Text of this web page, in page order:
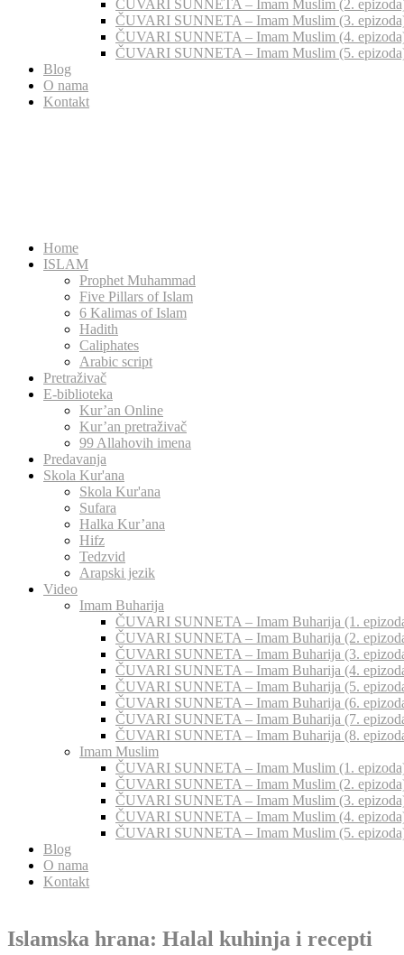
ČUVARI SUNNETA – Imam Muslim (2.
ČUVARI SUNNETA – Imam Muslim (3.
ČUVARI SUNNETA – Imam Muslim (4.
ČUVARI SUNNETA – Imam Muslim (5.
Blog
O nama
Kontakt
Home
ISLAM
Prophet Muhammad
Five Pillars of Islam
6 Kalimas of Islam
Hadith
Caliphates
Arabic script
Pretraživač
E-biblioteka
Kur’an Online
Kur’an pretraživač
99 Allahovih imena
Predavanja
Skola Kur'ana
Skola Kur'ana
Sufara
Halka Kur’ana
Hifz
Tedzvid
Arapski jezik
Video
Imam Buharija
ČUVARI SUNNETA – Imam Buharija (1.
ČUVARI SUNNETA – Imam Buharija (2.
ČUVARI SUNNETA – Imam Buharija (3.
ČUVARI SUNNETA – Imam Buharija (4.
ČUVARI SUNNETA – Imam Buharija (5.
ČUVARI SUNNETA – Imam Buharija (6.
ČUVARI SUNNETA – Imam Buharija (7.
ČUVARI SUNNETA – Imam Buharija (8.
Imam Muslim
ČUVARI SUNNETA – Imam Muslim (1.
ČUVARI SUNNETA – Imam Muslim (2.
ČUVARI SUNNETA – Imam Muslim (3.
ČUVARI SUNNETA – Imam Muslim (4.
ČUVARI SUNNETA – Imam Muslim (5.
Blog
O nama
Kontakt
Islamska hrana: Halal kuhinja i recepti